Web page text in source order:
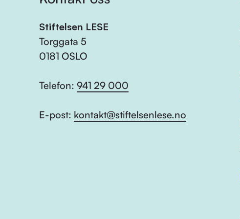
Stiftelsen LESE
Torggata 5
0181 OSLO
Telefon: 941 29 000
E-post: kontakt@stiftelsenlese.no